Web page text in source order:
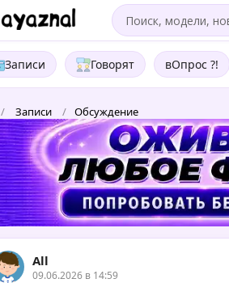
Записи Говорят вОпрос ?!
/ Записи / Обсуждение
All
09.06.2026 в 14:59